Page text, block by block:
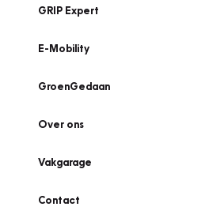
GRIP Expert
E-Mobility
GroenGedaan
Over ons
Vakgarage
Contact